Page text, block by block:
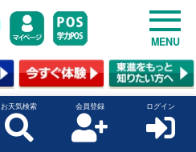
MENU
お天気検索 会員登録 ログイン